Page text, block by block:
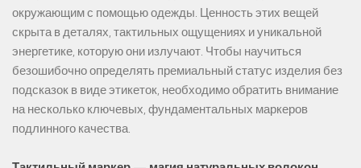
окружающим с помощью одежды. Ценность этих вещей
скрыта в деталях, тактильных ощущениях и уникальной
энергетике, которую они излучают. Чтобы научиться
безошибочно определять премиальный статус изделия без
подсказок в виде этикеток, необходимо обратить внимание
на несколько ключевых, фундаментальных маркеров
подлинного качества.